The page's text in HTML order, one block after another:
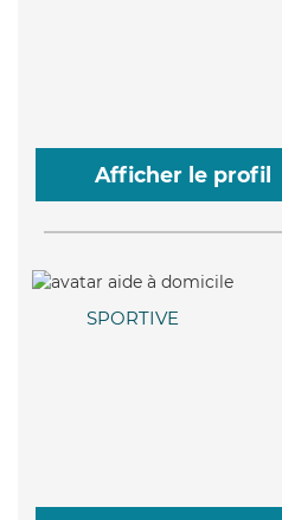
Afficher le profil
SPORTIVE